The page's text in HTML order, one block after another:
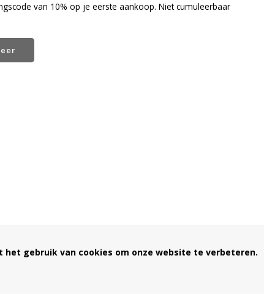
van 10% op je eerste aankoop. Niet cumuleerbaar
gebruik van cookies om onze website te verbeteren.